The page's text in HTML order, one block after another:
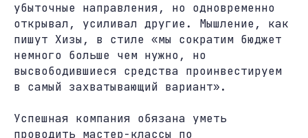
убыточные направления, но одновременно
открывал, усиливал другие. Мышление, как
пишут Хизы, в стиле «мы сократим бюджет
немного больше чем нужно, но
высвободившиеся средства проинвестируем
в самый захватывающий вариант».
Успешная компания обязана уметь
проводить мастер-классы по